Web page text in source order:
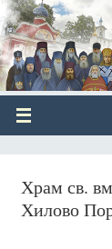
Храм св.
Хилово